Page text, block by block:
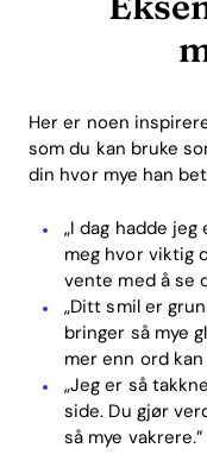
Her er noen
som du kan bruke
din hvor mye han
„I dag hadde
meg hvor viktig
vente med å se
„Ditt smil er
bringer så mye
mer enn ord
„Jeg er så
side. Du gjør
så mye vakrere.”